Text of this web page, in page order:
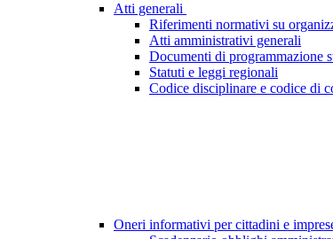
Atti generali
Riferimenti normativi su
Atti amministrativi generali
Documenti di programmazione
Statuti e leggi regionali
Codice disciplinare e codice di
Oneri informativi per cittadini e